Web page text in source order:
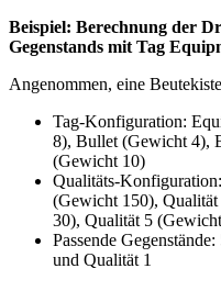
Beispiel: Berechnung der
Gegenstands mit Tag
Angenommen, eine
Tag-Konfiguration:
8), Bullet (Gewicht 4),
(Gewicht 10)
Qualitäts-
(Gewicht 150),
30), Qualität 5
Passende
und Qualität 1